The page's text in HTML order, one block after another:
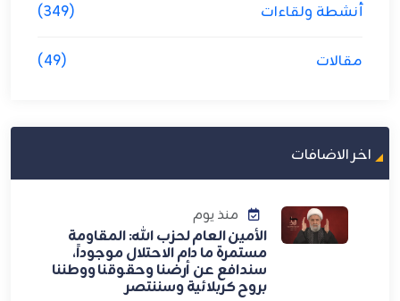
أنشطة ولقاءات (349)
مقالات (49)
اخر الاضافات
منذ يوم
الأمين العام لحزب الله: المقاومة
مستمرة ما دام الاحتلال موجوداً،
سندافع عن أرضنا وحقوقنا ووطننا
بروح كربلائية وسننتصر